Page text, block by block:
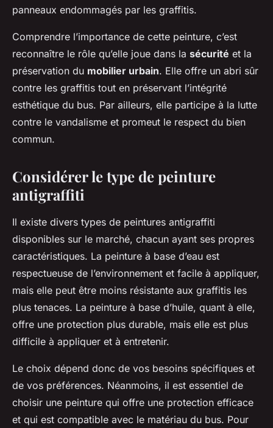
panneaux endommagés par les graffitis.
Comprendre l’importance de cette peinture, c’est
reconnaître le rôle qu’elle joue dans la sécurité et la
préservation du mobilier urbain. Elle offre un abri sûr
contre les graffitis tout en préservant l’intégrité
esthétique du bus. Par ailleurs, elle participe à la lutte
contre le vandalisme et promeut le respect du bien
commun.
Considérer le type de peinture
antigraffiti
Il existe divers types de peintures antigraffiti
disponibles sur le marché, chacun ayant ses propres
caractéristiques. La peinture à base d’eau est
respectueuse de l’environnement et facile à appliquer,
mais elle peut être moins résistante aux graffitis les
plus tenaces. La peinture à base d’huile, quant à elle,
offre une protection plus durable, mais elle est plus
difficile à appliquer et à entretenir.
Le choix dépend donc de vos besoins spécifiques et
de vos préférences. Néanmoins, il est essentiel de
choisir une peinture qui offre une protection efficace
et qui est compatible avec le matériau du bus. Pour